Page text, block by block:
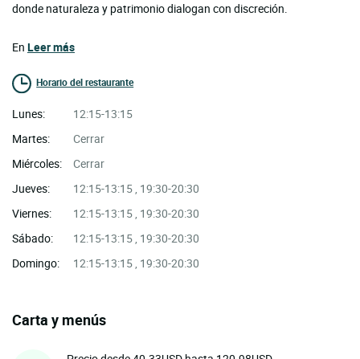
donde naturaleza y patrimonio dialogan con discreción.
En Leer más
Horario del restaurante
Lunes:
12:15-13:15
Martes:
Cerrar
Miércoles:
Cerrar
Jueves:
12:15-13:15 , 19:30-20:30
Viernes:
12:15-13:15 , 19:30-20:30
Sábado:
12:15-13:15 , 19:30-20:30
Domingo:
12:15-13:15 , 19:30-20:30
Carta y menús